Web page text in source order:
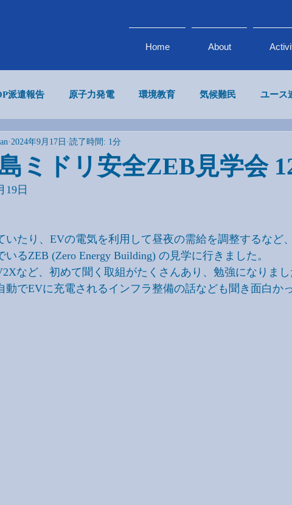
Home About
派遣報告 原子力発電 環境教育 気候難民 ユース
気候変動 × ビジネス
ミドリ安全ZEB見学会
2024年9月17日 読了時間: 1分
19日
いたり、EVの電気を利用して昼夜の需給を調整するなど
るZEB (Zero Energy Building) の見学に行きました。
など、初めて聞く取組がたくさんあり、勉強になりまし
動でEVに充電されるインフラ整備の話なども聞き面白か